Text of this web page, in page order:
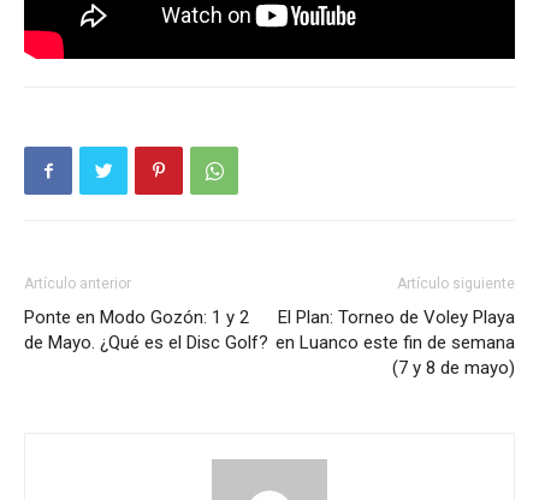
Artículo anterior
Ponte en Modo Gozón: 1 y 2
de Mayo. ¿Qué es el Disc Golf?
Artículo siguiente
El Plan: Torneo de Voley Playa
en Luanco este fin de semana
(7 y 8 de mayo)